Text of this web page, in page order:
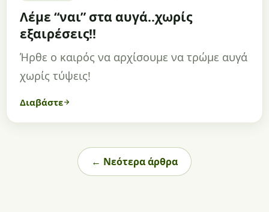
Λέμε “ναι” στα αυγά..χωρίς
εξαιρέσεις!!
Ήρθε ο καιρός να αρχίσουμε να τρώμε αυγά
χωρίς τύψεις!
Διαβάστε
← Νεότερα άρθρα